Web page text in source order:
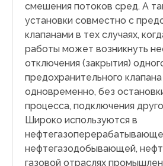
смешения потоков сред. А
установки совместно с
клапанами в тех случаях,
работы может возникнуть
отключения (закрытия)
предохранительного клапана
одновременно, без
процесса, подключения
Широко используются в
нефтегазодобывающей,
газовой отраслях